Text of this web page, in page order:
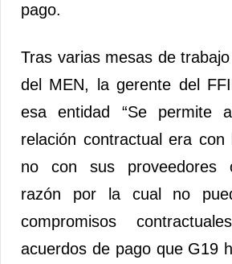
pago.
Tras varias mesas de
del MEN, la gerente del
esa entidad “Se permite
relación contractual era
no con sus proveedores
razón por la cual no
compromisos
acuerdos de pago que G19